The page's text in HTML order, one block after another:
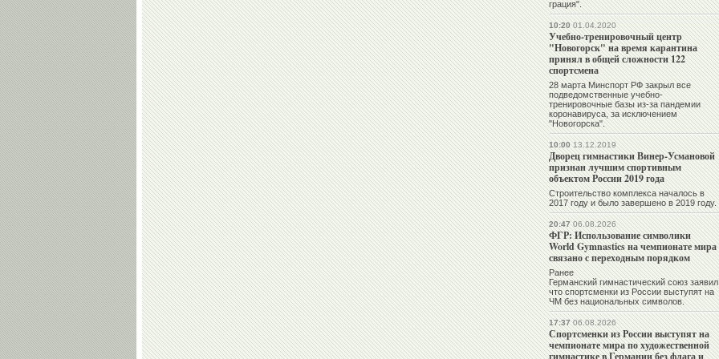
грация".
10:2001.04.2020
Учебно-тренировочный центр
"Новогорск" на время карантина
принял в общей сложности 122
спортсмена
28 марта Минспорт РФ закрыл все
подведомственные учебно-
тренировочные базы из-за пандемии
коронавируса, за исключением
"Новогорска".
10:0013.12.2019
Дворец гимнастики Винер-Усмановой
признан лучшим спортивным
объектом России 2019 года
Строительство комплекса началось в
2017 году и было завершено в 2019 году.
20:4706.08.2026
ФГР: Использование символики
World Gymnastics на чемпионате мира
связано с переходным порядком
Ранее
Германский гимнастический союз
что спортсменки из России выступят на
ЧМ без национальных символов.
17:3706.08.2026
Спортсменки из России выступят на
чемпионате мира по художественной